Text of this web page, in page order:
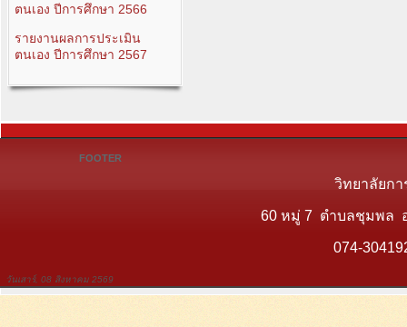
ตนเอง ปีการศึกษา 2566
รายงานผลการประเมิน
ตนเอง ปีการศึกษา 2567
FOOTER
วิทยาลัยกา
60 หมู่ 7 ตำบลชุมพล อ
074-
วันเสาร์, 08 สิงหาคม 2569